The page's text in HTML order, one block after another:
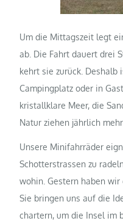
Um die Mittagszeit legt
ab. Die Fahrt dauert drei
kehrt sie zurück.
Campingplatz oder in
kristallklare Meer, die
Natur ziehen jährlich
Unsere Minifahrräder
Schotterstrassen zu
wohin. Gestern haben wir
Sie bringen uns auf die
chartern, um die Insel im